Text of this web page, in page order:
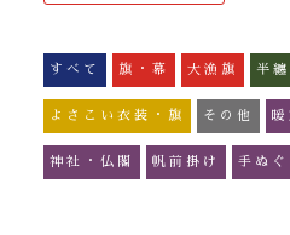
すべて 旗・幕 大漁旗 半
よさこい衣装・旗 その他
神社・仏閣 帆前掛け 手ぬぐ